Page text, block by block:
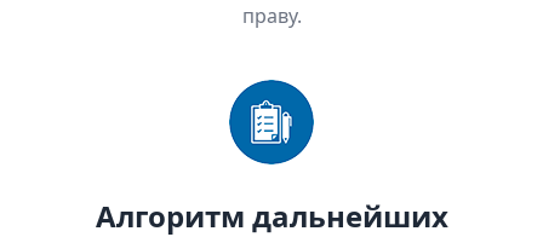
праву.
Алгоритм дальнейших